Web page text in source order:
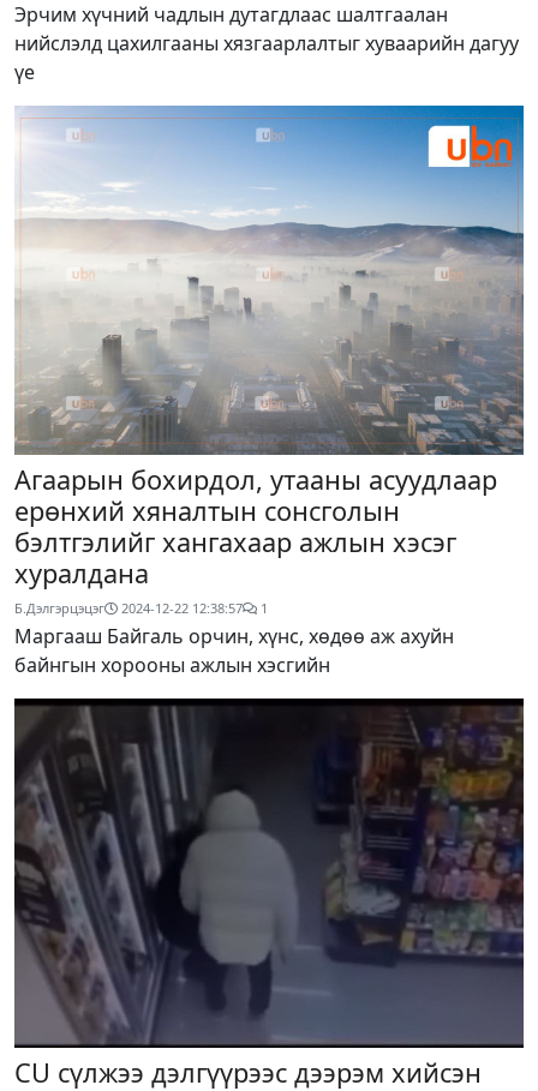
Эрчим хүчний чадлын дутагдлаас шалтгаалан
нийслэлд цахилгааны хязгаарлалтыг хуваарийн дагуу
үе
Агаарын бохирдол, утааны асуудлаар
ерөнхий хяналтын сонсголын
бэлтгэлийг хангахаар ажлын хэсэг
хуралдана
Б.Дэлгэрцэцэг 2024-12-22 12:38:57 1
Маргааш Байгаль орчин, хүнс, хөдөө аж ахуйн
байнгын хорооны ажлын хэсгийн
CU сүлжээ дэлгүүрээс дээрэм хийсэн